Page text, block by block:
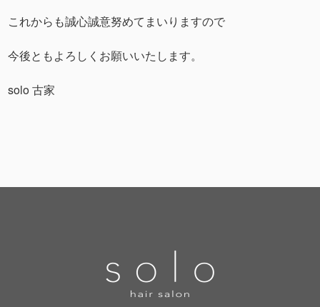
これからも誠心誠意努めてまいりますので
今後ともよろしくお願いいたします。
solo 古家